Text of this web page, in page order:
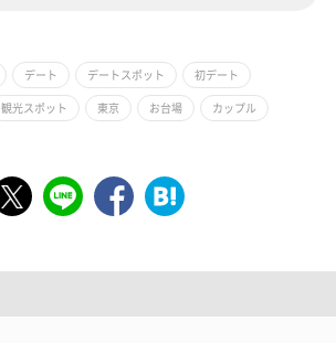
デート デートスポット 初デート
観光スポット 東京 お台場 カップル